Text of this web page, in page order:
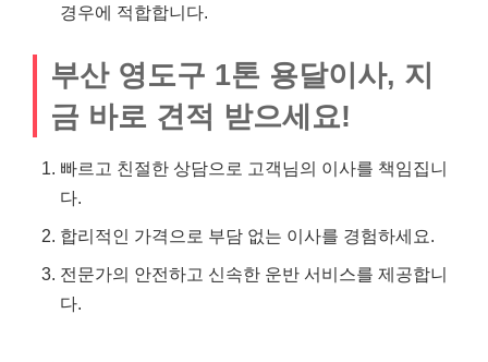
경우에 적합합니다.
부산 영도구 1톤 용달이사, 지
금 바로 견적 받으세요!
빠르고 친절한 상담으로 고객님의 이사를 책임집니
다.
합리적인 가격으로 부담 없는 이사를 경험하세요.
전문가의 안전하고 신속한 운반 서비스를 제공합니
다.